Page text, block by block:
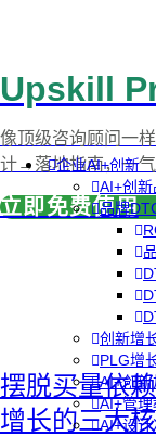
企业AI+创新
AI+创
品牌
创新增
PLG增
AI+创
AI+管
AI+设计
Upskill
像顶级咨询顾问一
计→落地指南，一气
立即免费使用
摆脱买量依
增长的三大